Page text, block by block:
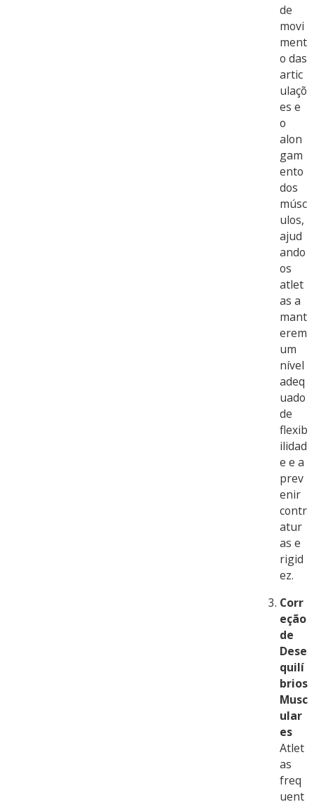
de
movi
ment
o das
artic
ulaçõ
es e
o
alon
gam
ento
dos
músc
ulos,
ajud
ando
os
atlet
as a
mant
erem
um
nível
adeq
uado
de
flexib
ilidad
e e a
prev
enir
contr
atur
as e
rigid
ez.
Corr
eção
de
Dese
quilí
brios
Musc
ular
es
Atlet
as
freq
uent